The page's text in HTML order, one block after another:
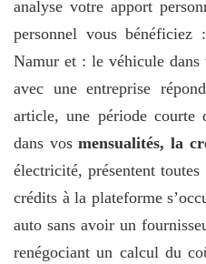
analyse votre apport
personnel vous
Namur et : le véhicule dans
avec une entreprise
article, une période courte
dans vosmensualités, la
électricité, présentent
crédits à la plateforme
auto sans avoir un
renégociant un calcul du